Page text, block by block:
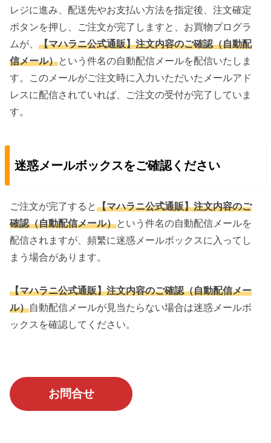
レジに進み、配送先やお支払い方法を指定後、注文確定
ボタンを押し、ご注文が完了しますと、お買物プログラ
ムが、【マハラニ公式通販】注文内容のご確認（自動配
信メール）という件名の自動配信メールを配信いたしま
す。このメールがご注文時に入力いただいたメールアド
レスに配信されていれば、ご注文の受付が完了していま
す。
迷惑メールボックスをご確認ください
ご注文が完了すると【マハラニ公式通販】注文内容のご
確認（自動配信メール）という件名の自動配信メールを
配信されますが、頻繁に迷惑メールボックスに入ってし
まう場合があります。
【マハラニ公式通販】注文内容のご確認（自動配信メー
ル）自動配信メールが見当たらない場合は迷惑メールボ
ックスを確認してください。
お問合せ